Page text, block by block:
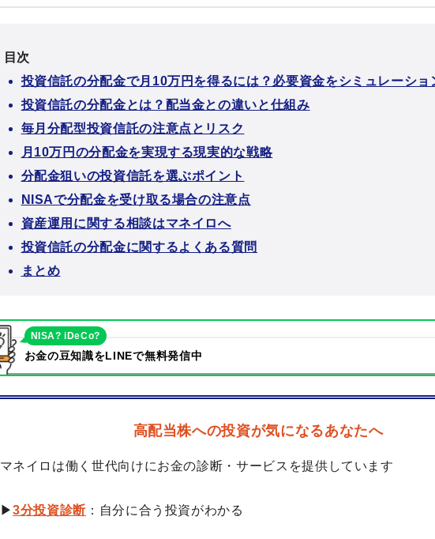
目次
投資信託の分配金で月10万円を得るには？必要資金をシミュレーショ
投資信託の分配金とは？配当金との違いと仕組み
毎月分配型投資信託の注意点とリスク
月10万円の分配金を実現する現実的な戦略
分配金狙いの投資信託を選ぶポイント
NISAで分配金を受け取る場合の注意点
資産運用に関する相談はマネイロへ
投資信託の分配金に関するよくある質問
まとめ
お金の豆知識をLINEで無料発信中
NISA? iDeCo?
高配当株への投資が気になるあなたへ
マネイロは働く世代向けにお金の診断・サービスを提供しています
▶3分投資診断：自分に合う投資がわかる